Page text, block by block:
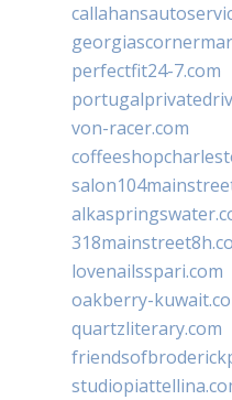
perfectfit24-7.com
von-racer.com
lovenailsspari.com
oakberry-
quartzliterary.com